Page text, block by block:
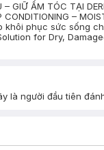
– GIỮ ẨM TÓC TẠI
CONDITIONING –
khôi phục sức sống
for Dry,
là người đầu tiên